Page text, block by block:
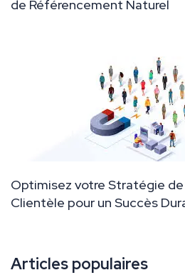
de Référencement Naturel
Optimisez votre Stratégie
Clientèle pour un Succès
Articles populaires